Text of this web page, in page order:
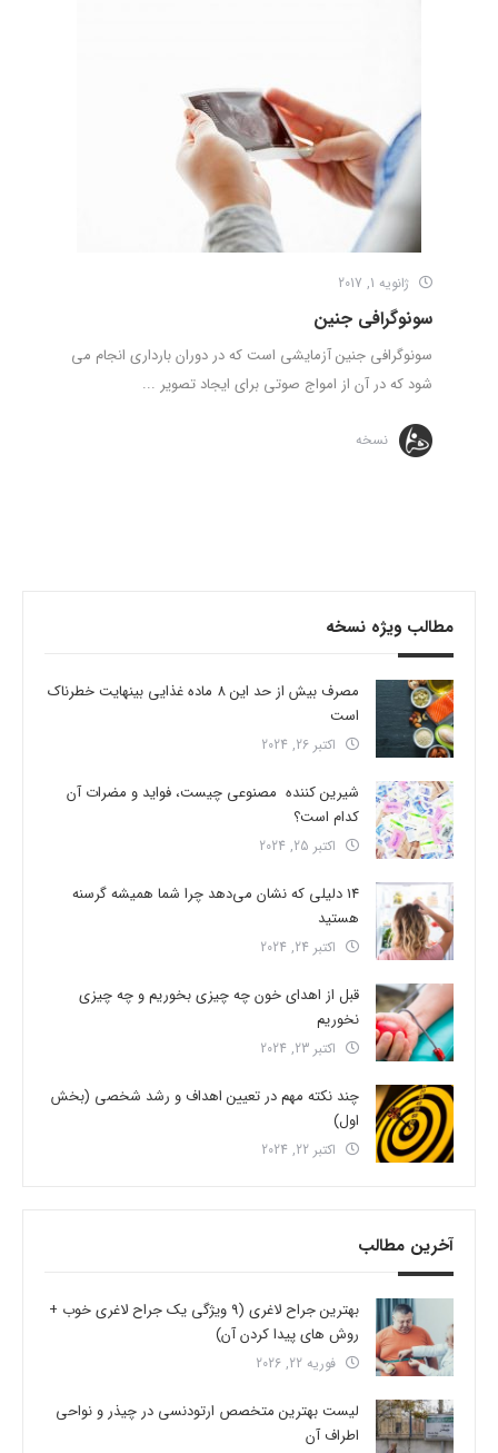
ژانویه 1, 2017
سونوگرافی جنین
سونوگرافی جنین آزمایشی است که در دوران بارداری انجام می
شود که در آن از امواج صوتی برای ایجاد تصویر ...
نسخه
مطالب ویژه نسخه
مصرف بیش از حد این 8 ماده غذایی بینهایت خطرناک
است
اکتبر 26, 2024
شیرین کننده مصنوعی چیست، فواید و مضرات آن
کدام است؟
اکتبر 25, 2024
14 دلیلی که نشان می‌دهد چرا شما همیشه گرسنه
هستید
اکتبر 24, 2024
قبل از اهدای خون چه چیزی بخوریم و چه چیزی
نخوریم
اکتبر 23, 2024
چند نکته مهم در تعیین اهداف و رشد شخصی (بخش
اول)
اکتبر 22, 2024
آخرین مطالب
بهترین جراح لاغری (9 ویژگی یک جراح لاغری خوب +
روش های پیدا کردن آن)
فوریه 22, 2026
لیست بهترین متخصص ارتودنسی در چیذر و نواحی
اطراف آن